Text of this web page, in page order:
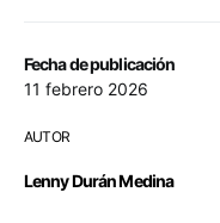
Fecha de publicación
11 febrero 2026
AUTOR
Lenny Durán Medina